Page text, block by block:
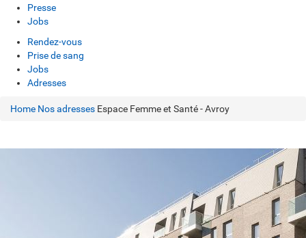
Presse
Jobs
Rendez-vous
Prise de sang
Jobs
Adresses
Home Nos adresses Espace Femme et Santé - Avroy